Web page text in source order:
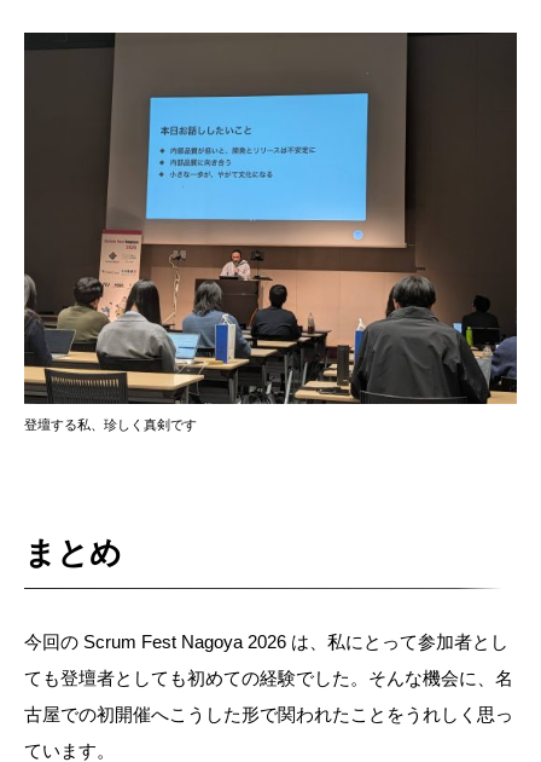
登壇する私、珍しく真剣です
まとめ
今回の Scrum Fest Nagoya 2026 は、私にとって参加者とし
ても登壇者としても初めての経験でした。そんな機会に、名
古屋での初開催へこうした形で関われたことをうれしく思っ
ています。